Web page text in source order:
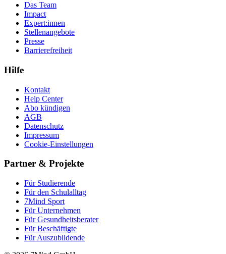
Das Team
Impact
Expert:innen
Stellenangebote
Presse
Barrierefreiheit
Hilfe
Kontakt
Help Center
Abo kündigen
AGB
Datenschutz
Impressum
Cookie-Einstellungen
Partner & Projekte
Für Stu­die­rende
Für den Schulalltag
7Mind Sport
Für Unter­neh­men
Für Gesund­heits­be­ra­ter
Für Beschäftigte
Für Auszubildende